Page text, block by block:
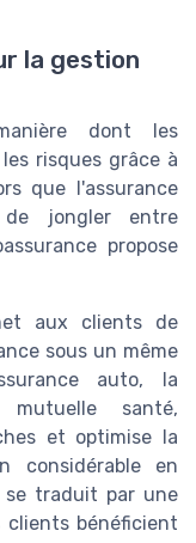
la gestion
dont les
risques grâce à
que l'assurance
de jongler entre
propose
aux clients de
sous un même
auto, la
santé,
et optimise la
considérable en
se traduit par une
clients bénéficient